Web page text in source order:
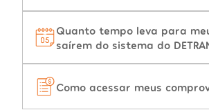
Quanto tempo leva para
saírem do sistema do
Como acessar meus